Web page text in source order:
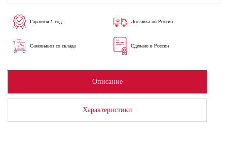
Гарантия 1 год Доставка по России
Самовывоз со склада Сделано в России
Описание
Характеристики